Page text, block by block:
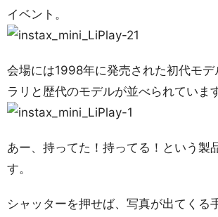
イベント。
会場には1998年に発売された初代モ
ラリと歴代のモデルが並べられています
あー、持ってた！持ってる！という製
す。
シャッターを押せば、写真が出てくる